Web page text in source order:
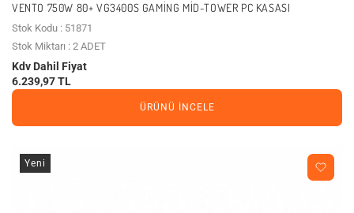
VENTO 750W 80+ VG3400S GAMING MID-TOWER PC KASASI
Stok Kodu : 51871
Stok Miktarı : 2 ADET
Kdv Dahil Fiyat
6.239,97 TL
ÜRÜNÜ İNCELE
Yeni